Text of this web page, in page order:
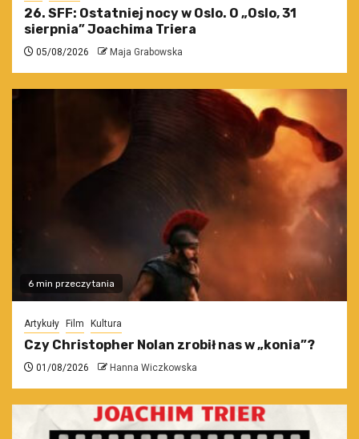
26. SFF: Ostatniej nocy w Oslo. O „Oslo, 31
sierpnia” Joachima Triera
05/08/2026 Maja Grabowska
6 min przeczytania
Artykuły Film Kultura
Czy Christopher Nolan zrobił nas w „konia”?
01/08/2026 Hanna Wiczkowska